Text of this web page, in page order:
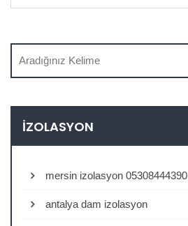
İZOLASYON
mersin izolasyon 05308444390
antalya dam izolasyon